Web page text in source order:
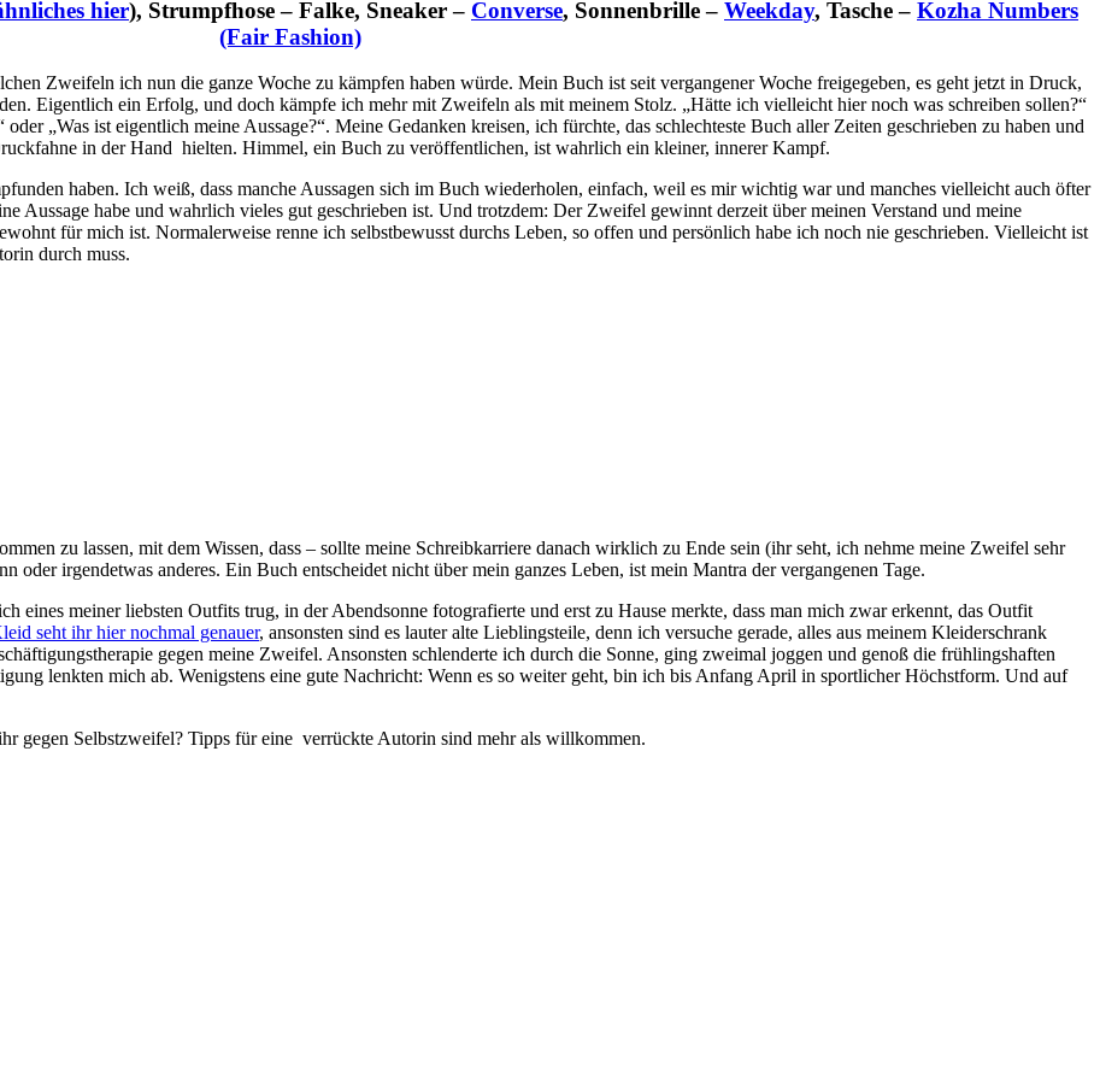
hier), Strumpfhose – Falke, Sneaker – Converse, Sonnenbrille – Weekday, Tasche – Kozha Numbers
(Fair Fashion)
Zweifeln ich nun die ganze Woche zu kämpfen haben würde. Mein Buch ist seit vergangener Woche freigegeben, es geht jetzt in Druck,
Eigentlich ein Erfolg, und doch kämpfe ich mehr mit Zweifeln als mit meinem Stolz. „Hätte ich vielleicht hier noch was schreiben sollen?“
„Was ist eigentlich meine Aussage?“. Meine Gedanken kreisen, ich fürchte, das schlechteste Buch aller Zeiten geschrieben zu haben und
in der Hand hielten. Himmel, ein Buch zu veröffentlichen, ist wahrlich ein kleiner, innerer Kampf.
haben. Ich weiß, dass manche Aussagen sich im Buch wiederholen, einfach, weil es mir wichtig war und manches vielleicht auch öfter
Aussage habe und wahrlich vieles gut geschrieben ist. Und trotzdem: Der Zweifel gewinnt derzeit über meinen Verstand und meine
für mich ist. Normalerweise renne ich selbstbewusst durchs Leben, so offen und persönlich habe ich noch nie geschrieben. Vielleicht ist
durch muss.
zu lassen, mit dem Wissen, dass – sollte meine Schreibkarriere danach wirklich zu Ende sein (ihr seht, ich nehme meine Zweifel sehr
oder irgendetwas anderes. Ein Buch entscheidet nicht über mein ganzes Leben, ist mein Mantra der vergangenen Tage.
eines meiner liebsten Outfits trug, in der Abendsonne fotografierte und erst zu Hause merkte, dass man mich zwar erkennt, das Outfit
seht ihr hier nochmal genauer, ansonsten sind es lauter alte Lieblingsteile, denn ich versuche gerade, alles aus meinem Kleiderschrank
gegen meine Zweifel. Ansonsten schlenderte ich durch die Sonne, ging zweimal joggen und genoß die frühlingshaften
lenkten mich ab. Wenigstens eine gute Nachricht: Wenn es so weiter geht, bin ich bis Anfang April in sportlicher Höchstform. Und auf
gegen Selbstzweifel? Tipps für eine verrückte Autorin sind mehr als willkommen.